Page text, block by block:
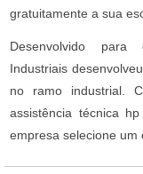
gratuitamente a sua
Desenvolvido para
Industriais
no ramo industrial.
assistência técnica
empresa selecione um